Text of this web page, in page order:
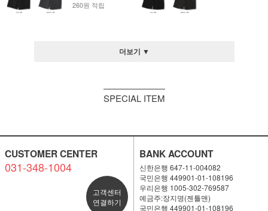
260원 적립
더보기 ▼
SPECIAL ITEM
CUSTOMER CENTER
031-348-1004
고객센터
연결하기
BANK ACCOUNT
신한은행 647-11-004082
국민은행 449901-01-108196
우리은행 1005-302-769587
예금주:장지명(젠틀맨)
국민은행 449901-01-108196